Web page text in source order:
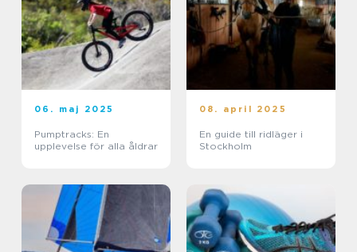
06. maj 2025
Pumptracks: En
upplevelse för alla åldrar
08. april 2025
En guide till ridläger i
Stockholm